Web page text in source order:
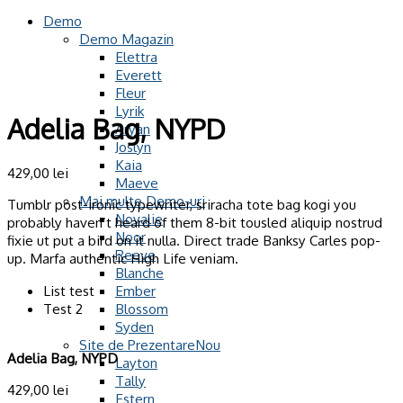
Demo
Demo Magazin
Elettra
Everett
Fleur
Lyrik
Aryan
Joslyn
Kaia
Maeve
Mai multe Demo-uri
Novalie
Noor
Reeve
Blanche
Ember
Blossom
Syden
Site de Prezentare
Layton
Tally
Estern
Adelia Bag, NYPD
429,00 lei
Tumblr post-ironic typewriter, sriracha tote bag kogi you
probably haven’t heard of them 8-bit tousled aliquip nostrud
fixie ut put a bird on it nulla. Direct trade Banksy Carles pop-
up. Marfa authentic High Life veniam.
List test
Test 2
Adelia Bag, NYPD
429,00 lei